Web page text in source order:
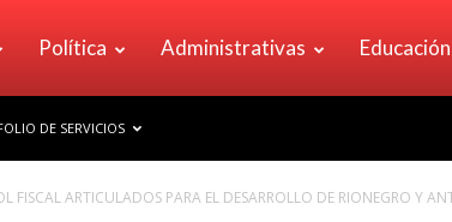
Política Administrativas Educación
DE SERVICIOS
FISCAL ARTICULADOS PARA EL DESARROLLO DE RIONEGRO Y